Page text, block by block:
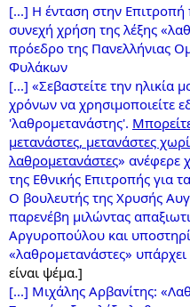
[...] Η ένταση στην
συνεχή χρήση της λέξης
πρόεδρο της Πανελλήνιας
Φυλάκων
[...] «Σεβαστείτε την ηλικία
χρόνων να χρησιμοποιείτε
'λαθρομετανάστης'.
μετανάστες, μετανάστες
λαθρομετανάστες» ανέφερε
της Εθνικής Επιτροπής για
Ο βουλευτής της Χρυσής
παρενέβη μιλώντας
Αργυροπούλου και
«λαθρομετανάστες»
είναι ψέμα.]
[...] Μιχάλης Αρβανίτης: